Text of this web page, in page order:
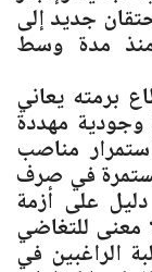
جديد إلى
منذ مدة وسط
برمته يعاني
مهددة
استمرار مناصب
في صرف
على أزمة
معنى للتغاضي
الراغبين في